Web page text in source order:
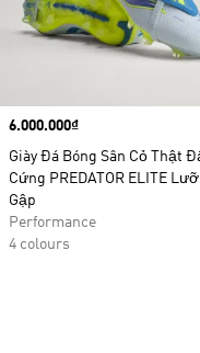
Price
6.000.000₫
Giày Đá Bóng Sân Cỏ Thật
Cứng PREDATOR ELITE
Gập
Performance
4 colours